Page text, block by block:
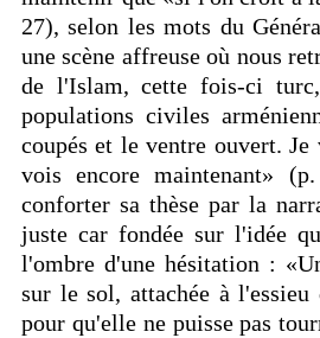
27), selon les mots du
une scène affreuse où nous
de l'Islam, cette fois-ci
populations civiles
coupés et le ventre ouvert.
vois encore maintenant»
conforter sa thèse par la
juste car fondée sur l'idée
l'ombre d'une hésitation :
sur le sol, attachée à
pour qu'elle ne puisse pas